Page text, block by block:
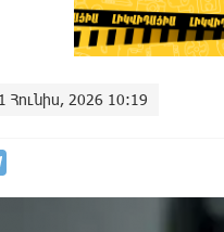
1 Հունիս, 2026 10:19